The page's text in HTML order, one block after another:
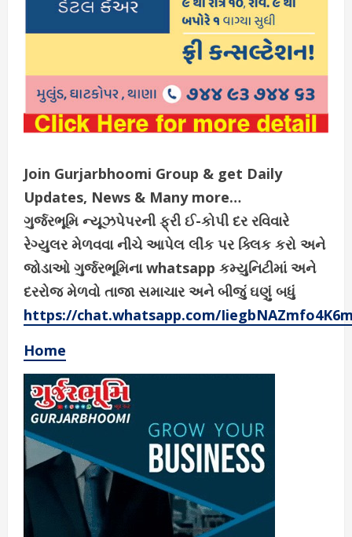
Join Gurjarbhoomi Group & get Daily
Updates, News & Many more…
ગુર્જરભૂમિ ન્યૂઝપેપરની ફ્રી ઈ-કોપી દર રવિવારે
રેગ્યુલર મેળવવા નીચે આપેલ લીંક પર ક્લિક કરો અને
જોડાઓ ગુર્જરભૂમિના whatsapp કમ્યુનિટીમાં અને
દરરોજ મેળવો તાજા સમાચાર અને બીજું ઘણું બધું
https://chat.whatsapp.com/
Home